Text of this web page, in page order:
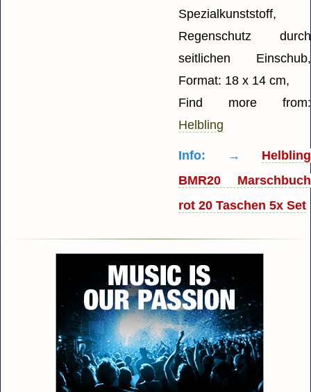
Spezialkunststoff,
Regenschutz durch
seitlichen Einschub,
Format: 18 x 14 cm,
Find more from:
Helbling
Info: → Helbling
BMR20 Marschbuch
rot 20 Taschen 5x Set